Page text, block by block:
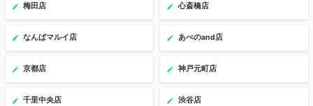
梅田店 心斎橋店
なんばマルイ店 あべのand店
京都店 神戸元町店
千里中央店 渋谷店